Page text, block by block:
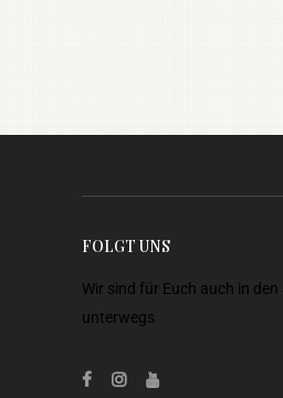
FOLGT UNS
Wir sind für Euch auch in den
unterwegs